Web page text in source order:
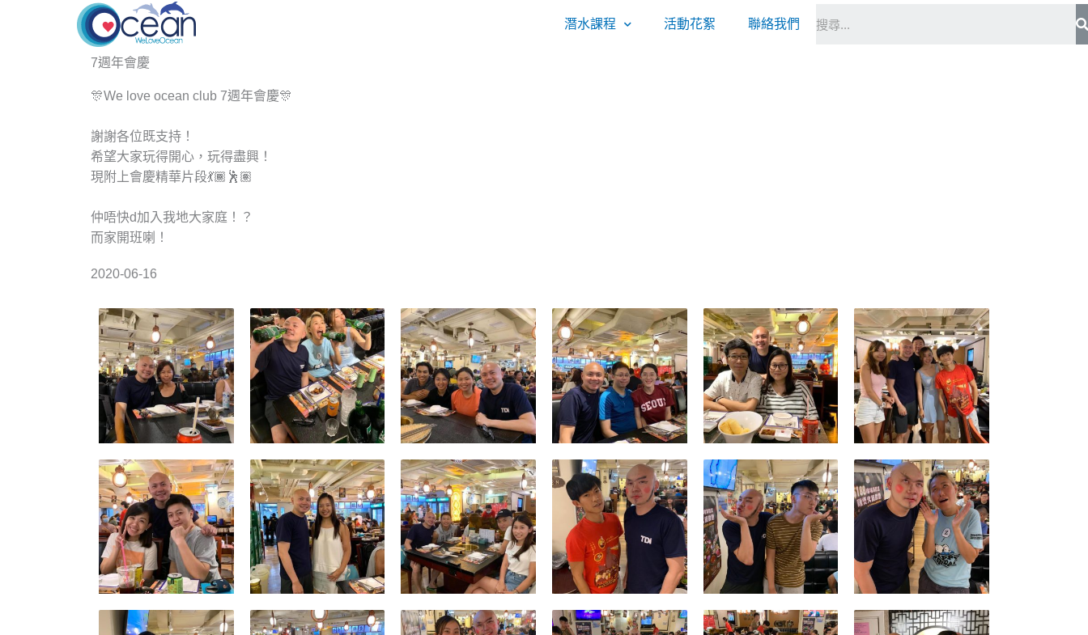
潛水課程 活動花絮 聯絡我們
7週年會慶
🎊We love ocean club 7週年會慶🎊
謝謝各位既支持！
希望大家玩得開心，玩得盡興！
現附上會慶精華片段💃🏾🕺🏽
仲唔快d加入我地大家庭！？
而家開班喇！
2020-06-16